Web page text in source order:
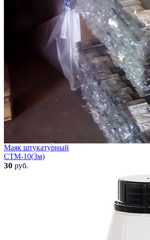
Маяк штукатурный
СТМ-10(3м)
30 руб.